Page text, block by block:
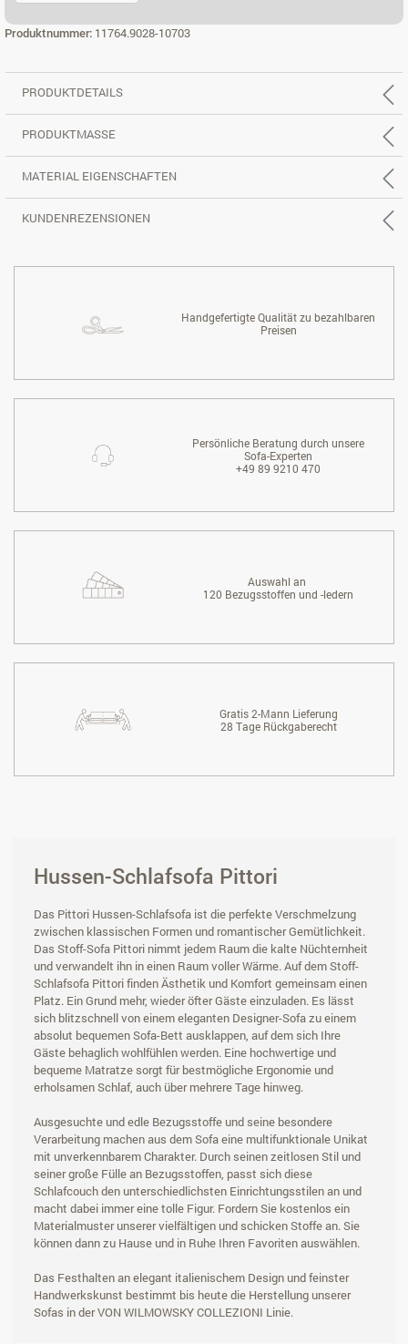
Produktnummer: 11764.9028-10703
PRODUKTDETAILS
PRODUKTMASSE
MATERIAL EIGENSCHAFTEN
KUNDENREZENSIONEN
Handgefertigte Qualität zu bezahlbaren
Preisen
Persönliche Beratung durch unsere
Sofa-Experten
+49 89 9210 470
Auswahl an
120 Bezugsstoffen und -ledern
Gratis 2-Mann Lieferung
28 Tage Rückgaberecht
Hussen-Schlafsofa Pittori
Das Pittori Hussen-Schlafsofa ist die perfekte Verschmelzung
zwischen klassischen Formen und romantischer Gemütlichkeit.
Das Stoff-Sofa Pittori nimmt jedem Raum die kalte Nüchternheit
und verwandelt ihn in einen Raum voller Wärme. Auf dem Stoff-
Schlafsofa Pittori finden Ästhetik und Komfort gemeinsam einen
Platz. Ein Grund mehr, wieder öfter Gäste einzuladen. Es lässt
sich blitzschnell von einem eleganten Designer-Sofa zu einem
absolut bequemen Sofa-Bett ausklappen, auf dem sich Ihre
Gäste behaglich wohlfühlen werden. Eine hochwertige und
bequeme Matratze sorgt für bestmögliche Ergonomie und
erholsamen Schlaf, auch über mehrere Tage hinweg.
Ausgesuchte und edle Bezugsstoffe und seine besondere
Verarbeitung machen aus dem Sofa eine multifunktionale Unikat
mit unverkennbarem Charakter. Durch seinen zeitlosen Stil und
seiner große Fülle an Bezugsstoffen, passt sich diese
Schlafcouch den unterschiedlichsten Einrichtungsstilen an und
macht dabei immer eine tolle Figur. Fordern Sie kostenlos ein
Materialmuster unserer vielfältigen und schicken Stoffe an. Sie
können dann zu Hause und in Ruhe Ihren Favoriten auswählen.
Das Festhalten an elegant italienischem Design und feinster
Handwerkskunst bestimmt bis heute die Herstellung unserer
Sofas in der VON WILMOWSKY COLLEZIONI Linie.